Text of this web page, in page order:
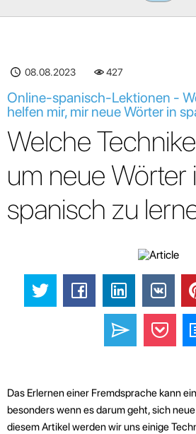
08.08.2023 427
Online-spanisch-Lektionen -
helfen mir, mir neue Wörter in
Welche
um neue Wörter
spanisch zu
Das Erlernen einer Fremdsprache kann
besonders wenn es darum geht, sich
diesem Artikel werden wir uns einige